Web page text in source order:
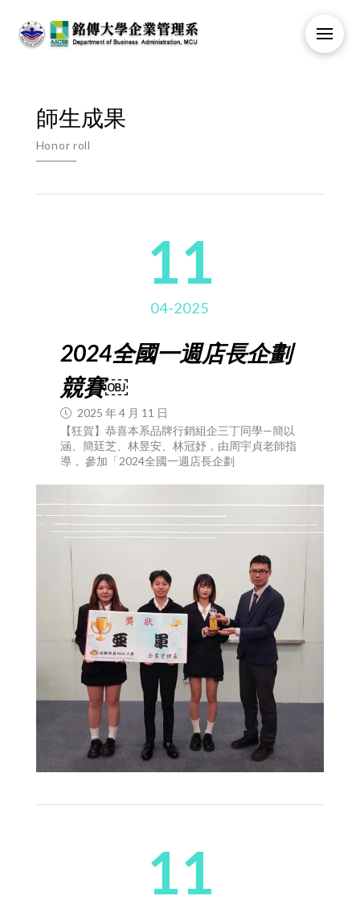
師生成果
Honor roll
11
04-2025
2024全國一週店長企劃
競賽￼
2025 年 4 月 11 日
【狂賀】恭喜本系品牌行銷組企三丁同學—簡以
涵、簡廷芝、林昱安、林冠妤，由周宇貞老師指
導， 參加「2024全國一週店長企劃
11